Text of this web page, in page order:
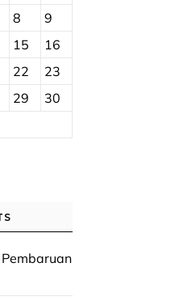
8
9
15
16
22
23
29
30